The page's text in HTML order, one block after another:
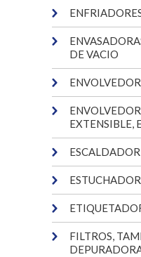
DE VACIO
EXTENSIBLE,
FILTROS,